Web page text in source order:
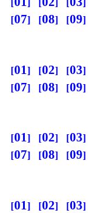
07
08 09
01 02 03
07
08 09
01 02 03
07
08 09
01 02 03